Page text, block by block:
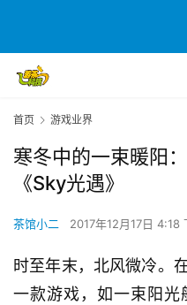
首页 游戏业界
寒冬中的一束暖阳
《Sky光遇》
茶馆小二 2017年12月17日 4:18
时至年末，北风微冷。
一款游戏，如一束阳